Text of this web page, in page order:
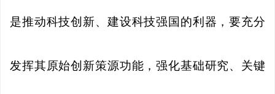
是推动科技创新、建设科技强国的利器，要充分
发挥其原始创新策源功能，强化基础研究、关键